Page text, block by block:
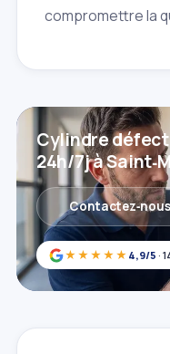
compromettre la
★★★★★ 4,9/5 ·
Cylindre
24h/7j à
Contactez‑nous